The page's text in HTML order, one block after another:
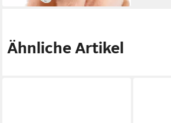
Ähnliche Artikel